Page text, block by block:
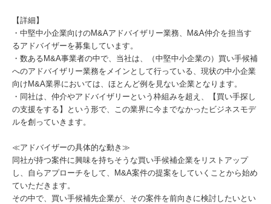
【詳細】
・中堅中小企業向けのM&Aアドバイザリー業務、M&A仲介を担当す
るアドバイザーを募集しています。
・数あるM&A事業者の中で、当社は、（中堅中小企業の）買い手候補
へのアドバイザリー業務をメインとして行っている、現状の中小企業
向けM&A業界においては、ほとんど例を見ない企業となります。
・同社は、仲介やアドバイザリーという枠組みを超え、【買い手探し
の支援をする】という形で、この業界に今までなかったビジネスモデ
ルを創っていきます。
≪アドバイザーの具体的な動き≫
同社が持つ案件に興味を持ちそうな買い手候補企業をリストアップ
し、自らアプローチをして、M&A案件の提案をしていくことから始め
ていただきます。
その中で、買い手候補先企業が、その案件を前向きに検討したいとい